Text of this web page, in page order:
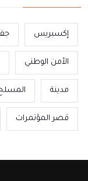
إكسبريس
الأمن الوطني
مدينة
قصر المؤتمرات